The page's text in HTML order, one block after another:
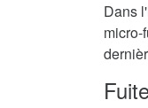
Dans
micro-